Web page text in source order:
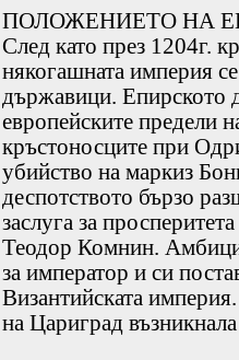
ПОЛОЖЕНИЕТО НА
След като през 1204г.
някогашната империя
държавици. Епирското
европейските предели
кръстоносците при
убийство на маркиз
деспотството бързо
заслуга за
Теодор Комнин.
за император и си
Византийската
на Цариград